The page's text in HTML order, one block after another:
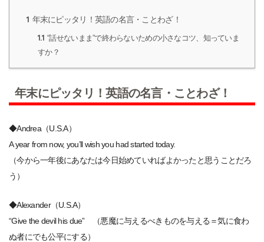
1 年末にピッタリ！英語の名言・ことわざ！
1.1 “話せないまま”で終わらないための小さなコツ、知っていま
すか？
年末にピッタリ！英語の名言・ことわざ！
◆Andrea（U.S.A）
A year from now, you’ll wish you had started today.
（今から一年後にあなたは今日始めていればよかったと思うことだろ
う）
◆Alexander（U.S.A）
“Give the devil his due” （悪魔に与えるべきものを与える＝気に食わ
ぬ者にでも公平にする）